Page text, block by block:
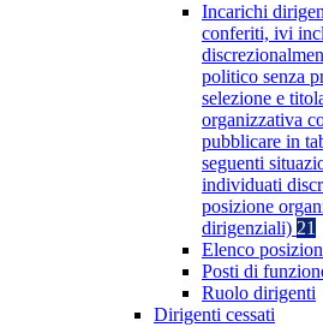
Incarichi
conferiti, ivi
politico senza
selezione e
organizzativa
pubblicare in
seguenti
individuati
posizione
dirigenziali) 21
Elenco
Posti di
Ruolo dirigenti
Dirigenti cessati